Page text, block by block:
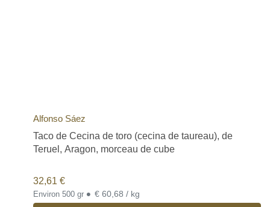
Alfonso Sáez
Taco de Cecina de toro (cecina de taureau), de
Teruel, Aragon, morceau de cube
32,61 €
Environ 500 gr • € 60,68 / kg